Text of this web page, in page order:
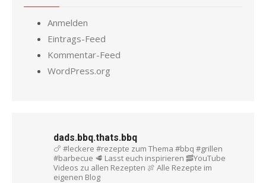
Anmelden
Eintrags-Feed
Kommentar-Feed
WordPress.org
dads.bbq.thats.bbq
🍗 #leckere #rezepte zum Thema #bbq #grillen
#barbecue 🥩 Lasst euch inspirieren 🥓YouTube
Videos zu allen Rezepten 🍖 Alle Rezepte im
eigenen Blog